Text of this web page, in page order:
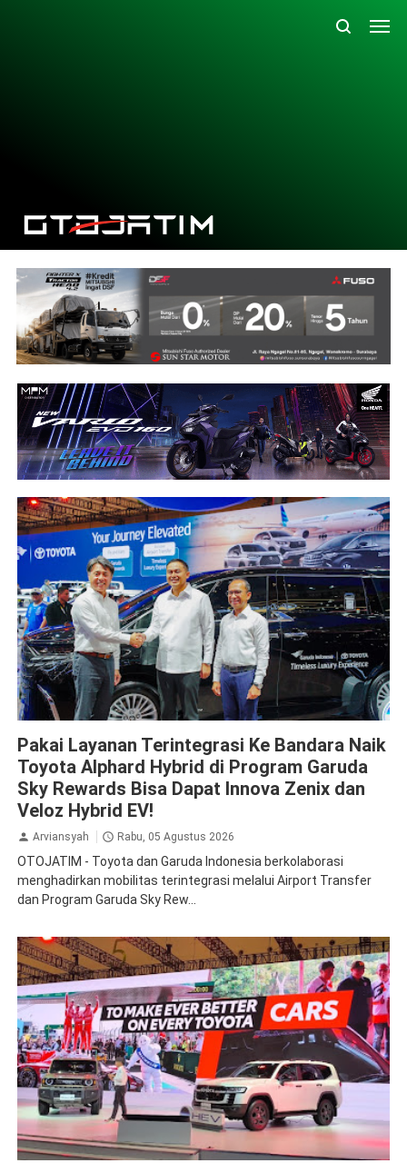
Pakai Layanan Terintegrasi Ke Bandara Naik
Toyota Alphard Hybrid di Program Garuda
Sky Rewards Bisa Dapat Innova Zenix dan
Veloz Hybrid EV!
Arviansyah Rabu, 05 Agustus 2026
OTOJATIM - Toyota dan Garuda Indonesia berkolaborasi
menghadirkan mobilitas terintegrasi melalui Airport Transfer
dan Program Garuda Sky Rew...